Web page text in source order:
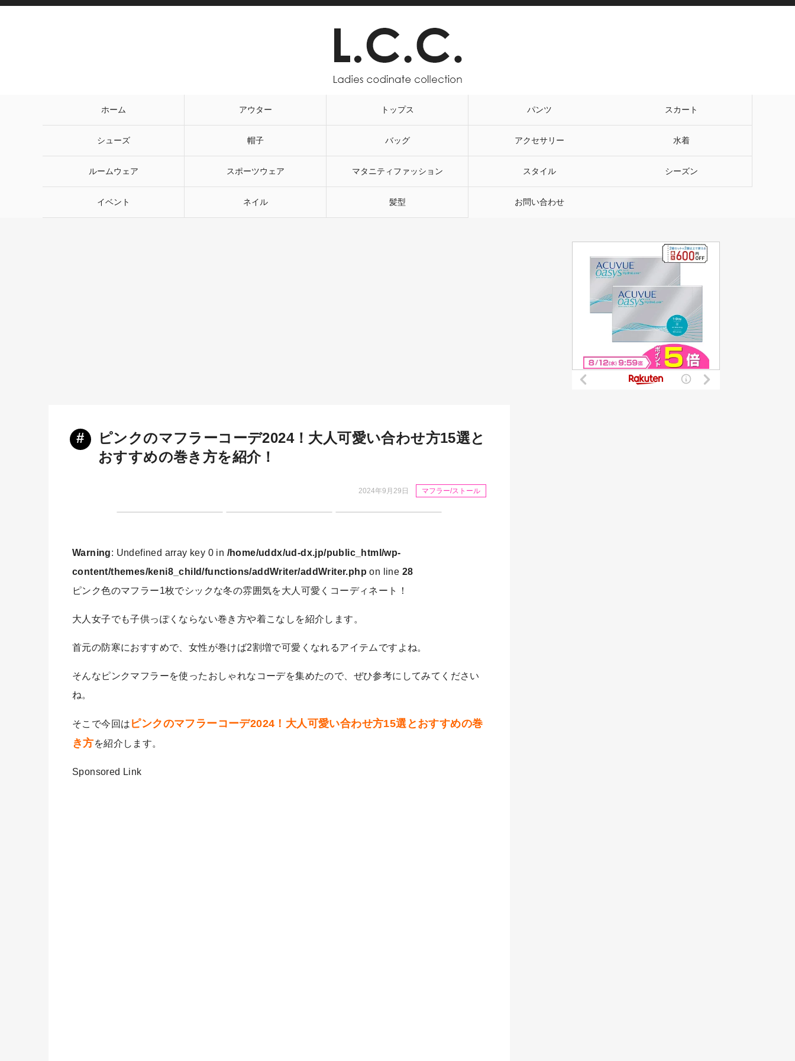
ホーム アウター トップス パンツ スカート
シューズ 帽子 バッグ アクセサリー 水着
ルームウェア スポーツウェア マタニティファッション スタイル シーズン
イベント ネイル 髪型 お問い合わせ
#
ピンクのマフラーコーデ2024！大人可愛い合わせ方15選と
おすすめの巻き方を紹介！
2024年9月29日 マフラー/ストール
Warning: Undefined array key 0 in /home/uddx/ud-dx.jp/public_html/wp-
content/themes/keni8_child/functions/addWriter/addWriter.php on line 28
ピンク色のマフラー1枚でシックな冬の雰囲気を大人可愛くコーディネート！
大人女子でも子供っぽくならない巻き方や着こなしを紹介します。
首元の防寒におすすめで、女性が巻けば2割増で可愛くなれるアイテムですよね。
そんなピンクマフラーを使ったおしゃれなコーデを集めたので、ぜひ参考にしてみてください
ね。
そこで今回は ピンクのマフラーコーデ2024！大人可愛い合わせ方15選とおすすめの巻
き方を紹介します。
Sponsored Link